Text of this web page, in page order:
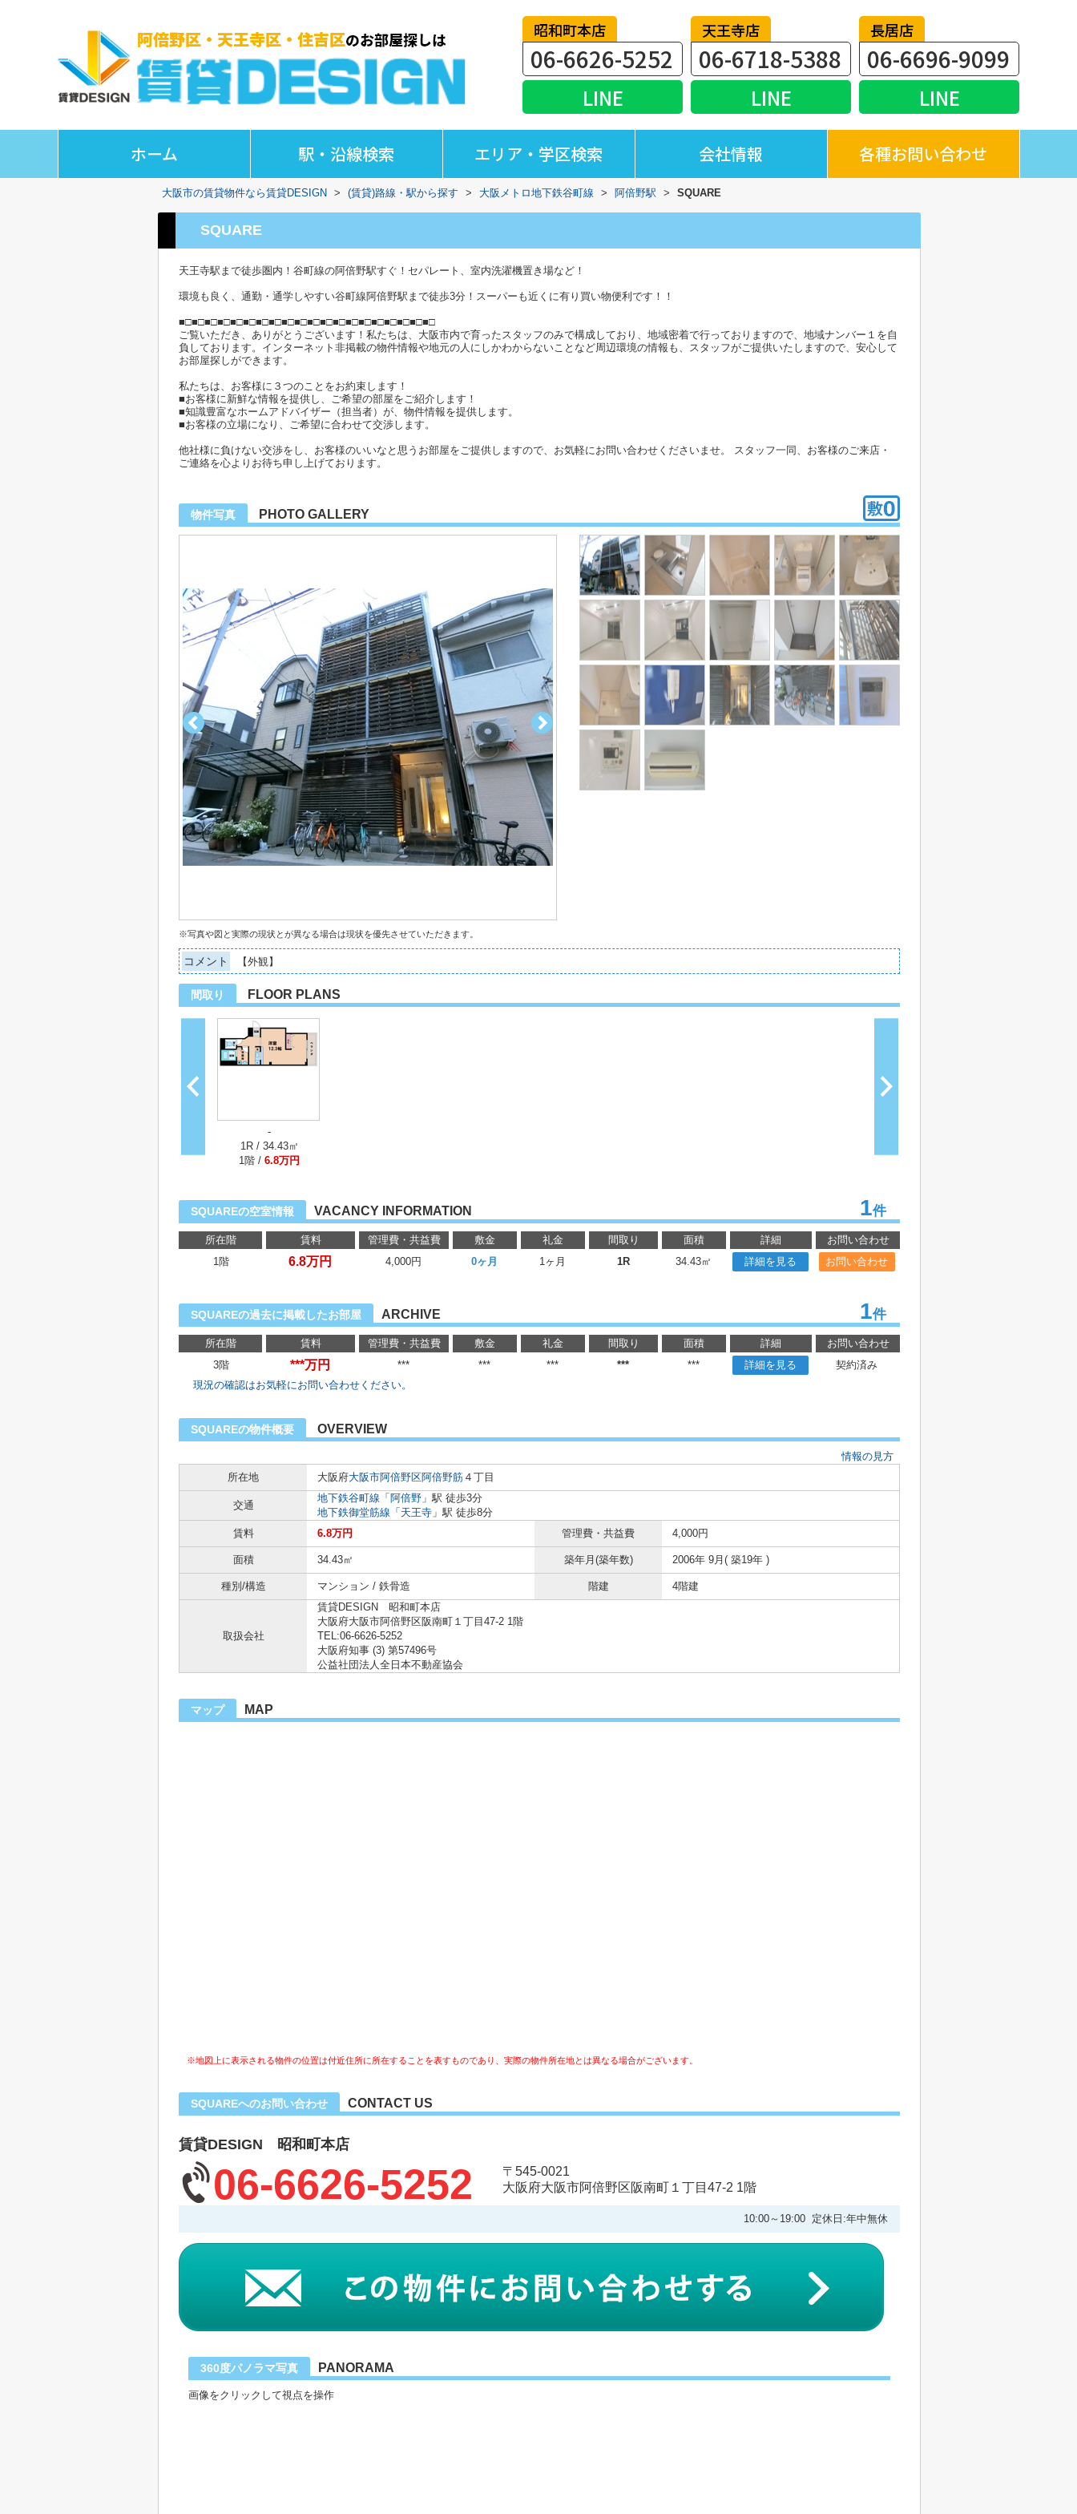
昭和町本店
06-6626-5252
LINE
天王寺店
06-6718-5388
LINE
長居店
06-6696-9099
LINE
ホーム 駅・沿線検索 エリア・学区検索 会社情報 各種お問い合わせ
大阪市の賃貸物件なら賃貸DESIGN > (賃貸)路線・駅から探す > 大阪メトロ地下鉄谷町線 > 阿倍野駅 > SQUARE
SQUARE
天王寺駅まで徒歩圏内！谷町線の阿倍野駅すぐ！セパレート、室内洗濯機置き場など！
環境も良く、通勤・通学しやすい谷町線阿倍野駅まで徒歩3分！スーパーも近くに有り買い物便利です！！
■□■□■□■□■□■□■□■□■□■□■□■□■□■□■□■□■□■□■□■□
ご覧いただき、ありがとうございます！私たちは、大阪市内で育ったスタッフのみで構成しており、地域密着で行っておりますので、地域ナンバー１を自
負しております。インターネット非掲載の物件情報や地元の人にしかわからないことなど周辺環境の情報も、スタッフがご提供いたしますので、安心して
お部屋探しができます。
私たちは、お客様に３つのことをお約束します！
■お客様に新鮮な情報を提供し、ご希望の部屋をご紹介します！
■知識豊富なホームアドバイザー（担当者）が、物件情報を提供します。
■お客様の立場になり、ご希望に合わせて交渉します。
他社様に負けない交渉をし、お客様のいいなと思うお部屋をご提供しますので、お気軽にお問い合わせくださいませ。 スタッフ一同、お客様のご来店・
ご連絡を心よりお待ち申し上げております。
物件写真 PHOTO GALLERY
※写真や図と実際の現状とが異なる場合は現状を優先させていただきます。
コメント 【外観】
間取り FLOOR PLANS
-
1R / 34.43㎡
1階 / 6.8万円
SQUAREの空室情報 VACANCY INFORMATION 1件
所在階 賃料 管理費・共益費 敷金 礼金 間取り 面積 詳細
お問い合わせ
1階
6.8万円 4,000円 0ヶ月 1ヶ月 1R 34.43㎡ 詳細を見る お問い合わせ
SQUAREの過去に掲載したお部屋 ARCHIVE 1件
所在階 賃料 管理費・共益費 敷金 礼金 間取り 面積 詳細
お問い合わせ
3階
***万円 *** *** *** *** *** 詳細を見る
契約済み
現況の確認はお気軽にお問い合わせください。
SQUAREの物件概要 OVERVIEW
情報の見方
所在地
大阪府大阪市阿倍野区阿倍野筋 ４丁目
交通
地下鉄谷町線 「 阿倍野 」駅 徒歩3分
地下鉄御堂筋線 「 天王寺 」駅 徒歩8分
賃料
6.8万円 管理費・共益費 4,000円
面積 34.43㎡ 築年月(築年数) 2006年 9月( 築19年 )
種別/構造 マンション / 鉄骨造 階建 4階建
取扱会社
賃貸DESIGN 昭和町本店
大阪府大阪市阿倍野区阪南町１丁目47-2 1階
TEL:06-6626-5252
大阪府知事 (3) 第57496号
公益社団法人全日本不動産協会
マップ MAP
※地図上に表示される物件の位置は付近住所に所在することを表すものであり、実際の物件所在地とは異なる場合がございます。
SQUAREへのお問い合わせ CONTACT US
賃貸DESIGN 昭和町本店
06-6626-5252
〒545-0021
大阪府大阪市阿倍野区阪南町１丁目47-2 1階
10:00～19:00 定休日:年中無休
360度パノラマ写真 PANORAMA
画像をクリックして視点を操作